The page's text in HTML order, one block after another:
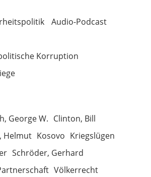
Audio-Podcast
Korruption
George W. Clinton, Bill
Helmut Kosovo Kriegslügen
Schröder, Gerhard
Völkerrecht